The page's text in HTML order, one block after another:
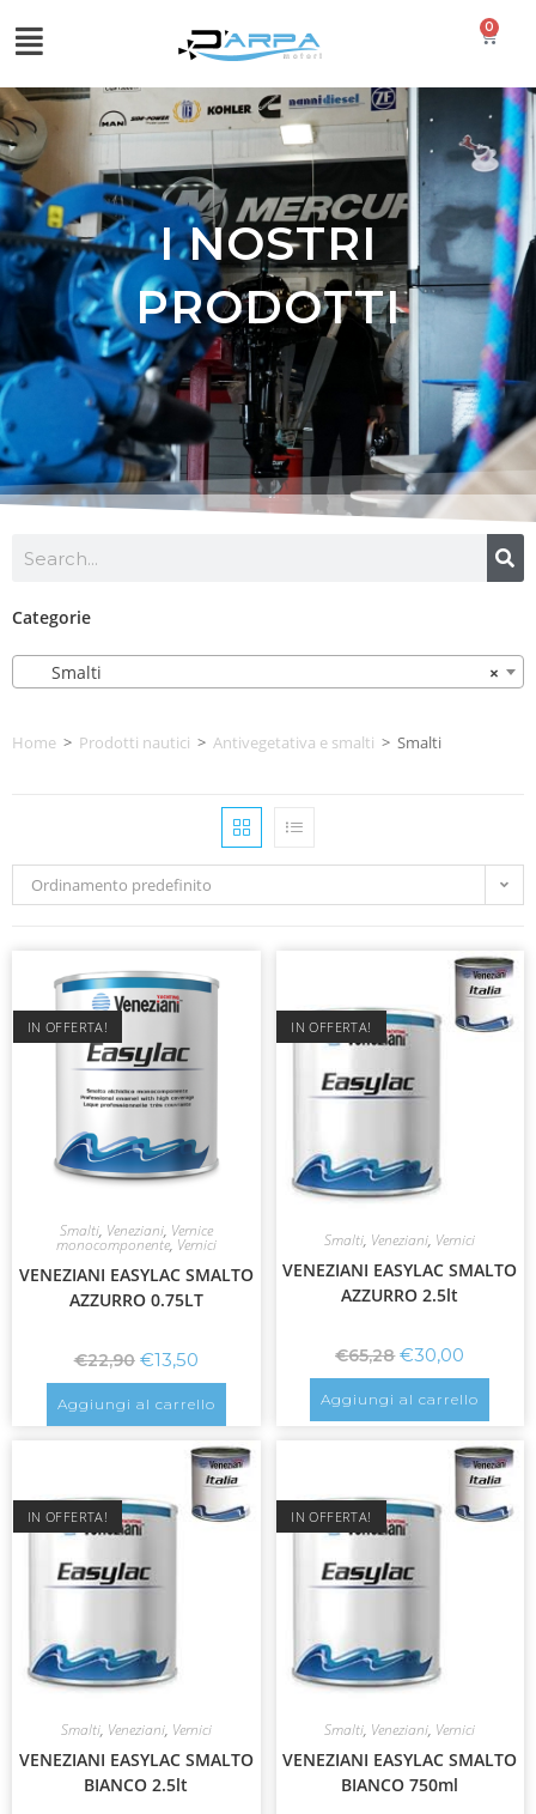
0
I NOSTRI
PRODOTTI
Categorie
×
Smalti
Home > Prodotti nautici > Antivegetativa e smalti > Smalti
Ordinamento predefinito
IN OFFERTA!
Smalti, Veneziani, Vernice
monocomponente, Vernici
VENEZIANI EASYLAC SMALTO
AZZURRO 0.75LT
€22,90 €13,50
Aggiungi al carrello
IN OFFERTA!
Smalti, Veneziani, Vernici
VENEZIANI EASYLAC SMALTO
AZZURRO 2.5lt
€65,28 €30,00
Aggiungi al carrello
IN OFFERTA!
Smalti, Veneziani, Vernici
VENEZIANI EASYLAC SMALTO
BIANCO 2.5lt
IN OFFERTA!
Smalti, Veneziani, Vernici
VENEZIANI EASYLAC SMALTO
BIANCO 750ml